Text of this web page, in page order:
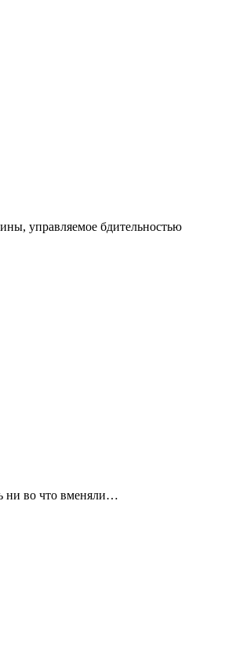
управляемое бдительностью
ни во что вменяли…